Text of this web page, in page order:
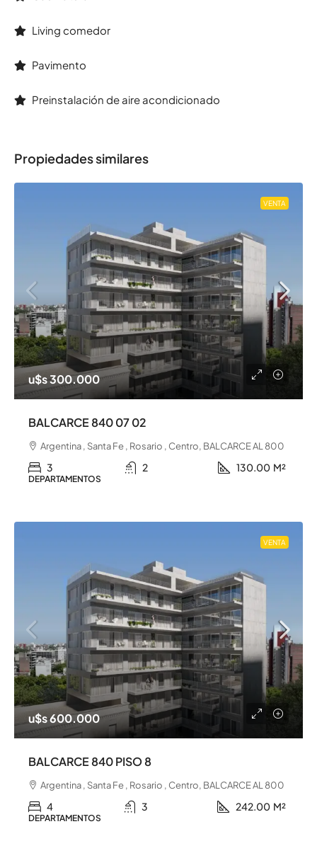
Living comedor
Pavimento
Preinstalación de aire acondicionado
Propiedades similares
VENTA
u$s 300.000
BALCARCE 840 07 02
Argentina , Santa Fe , Rosario , Centro, BALCARCE AL 800
3 2 130.00 M²
DEPARTAMENTOS
VENTA
u$s 600.000
BALCARCE 840 PISO 8
Argentina , Santa Fe , Rosario , Centro, BALCARCE AL 800
4 3 242.00 M²
DEPARTAMENTOS